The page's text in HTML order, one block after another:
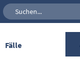
Fälle